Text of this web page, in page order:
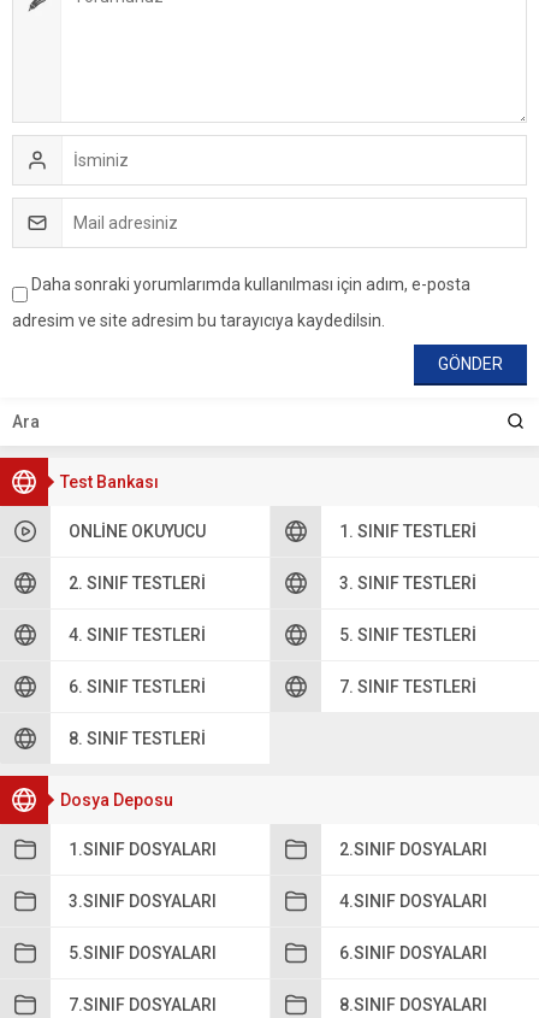
Test Bankası
ONLINE OKUYUCU 1. SINIF TESTLERI
2. SINIF TESTLERI 3. SINIF TESTLERI
4. SINIF TESTLERI 5. SINIF TESTLERI
6. SINIF TESTLERI 7. SINIF TESTLERI
8. SINIF TESTLERI
Dosya Deposu
1.SINIF DOSYALARI 2.SINIF DOSYALARI
3.SINIF DOSYALARI 4.SINIF DOSYALARI
5.SINIF DOSYALARI 6.SINIF DOSYALARI
7.SINIF DOSYALARI 8.SINIF DOSYALARI
Daha sonraki yorumlarımda kullanılması için adım, e-posta
adresim ve site adresim bu tarayıcıya kaydedilsin.